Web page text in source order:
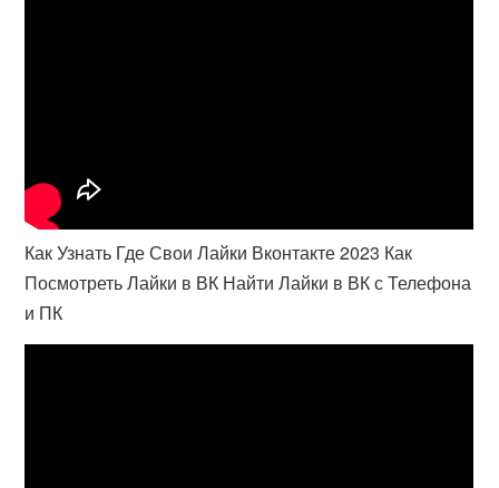
Как Узнать Где Свои Лайки Вконтакте 2023 Как
Посмотреть Лайки в ВК Найти Лайки в ВК с Телефона
и ПК